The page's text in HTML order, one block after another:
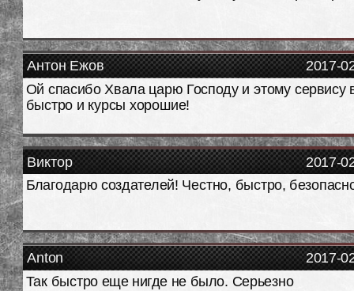
2017-
Антон Ежов
Ой спасибо Хвала царю Господу и этому сервису
быстро и курсы хорошие!
2017-
Виктор
Благодарю создателей! Честно, быстро,
2017-
Anton
Так быстро еще нигде не было. Серьезно